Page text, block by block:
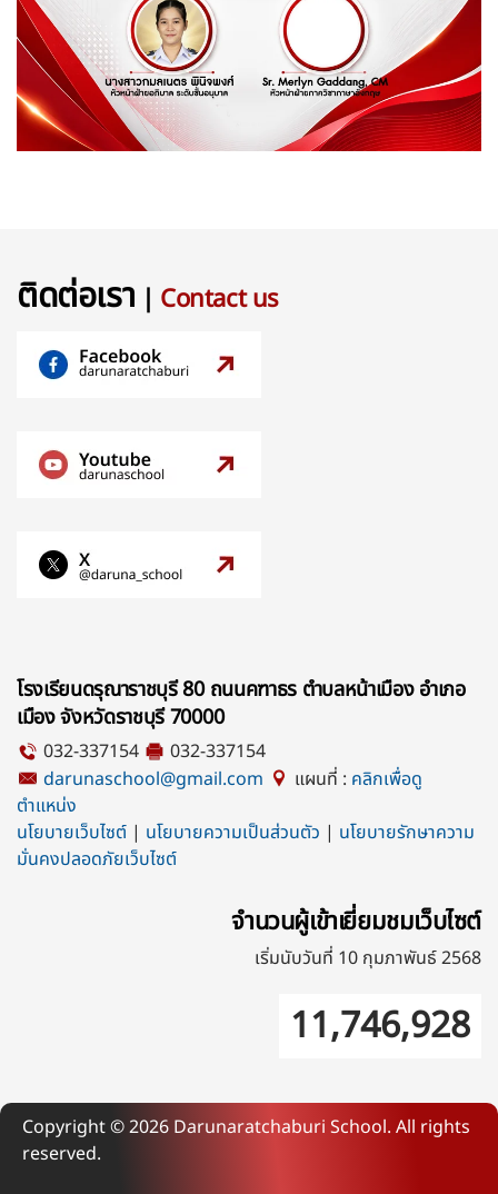
ติดต่อเรา | Contact us
โรงเรียนดรุณาราชบุรี 80 ถนนคฑาธร ตำบลหน้าเมือง อำเภอ
เมือง จังหวัดราชบุรี 70000
032-337154
032-337154
darunaschool@gmail.com
แผนที่ : คลิกเพื่อดู
ตำแหน่ง
นโยบายเว็บไซต์ | นโยบายความเป็นส่วนตัว | นโยบายรักษาความ
มั่นคงปลอดภัยเว็บไซต์
จำนวนผู้เข้าเยี่ยมชมเว็บไซต์
เริ่มนับวันที่ 10 กุมภาพันธ์ 2568
11,746,928
Copyright ©2026 Darunaratchaburi School. All rights
reserved.